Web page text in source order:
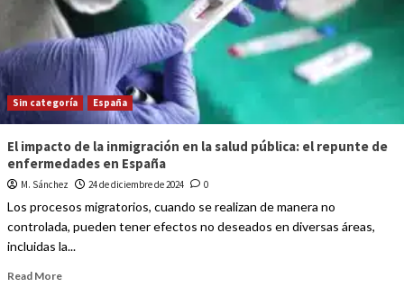
Sin categoría España
El impacto de la inmigración en la salud pública: el repunte de
enfermedades en España
M. Sánchez 24 de diciembre de 2024 0
Los procesos migratorios, cuando se realizan de manera no
controlada, pueden tener efectos no deseados en diversas áreas,
incluidas la...
Read More